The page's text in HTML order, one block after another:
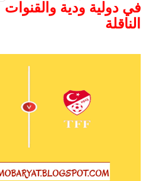
في دولية ودية والقنوات
الناقلة